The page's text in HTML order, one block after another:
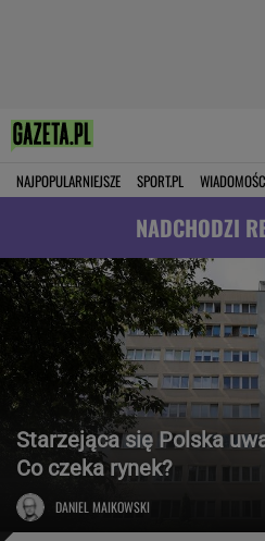
NAJPOPULARNIEJSZE SPORT.PL
NADCHODZI
Starzejąca się Polska
Co czeka rynek?
DANIEL MAIKOWSKI